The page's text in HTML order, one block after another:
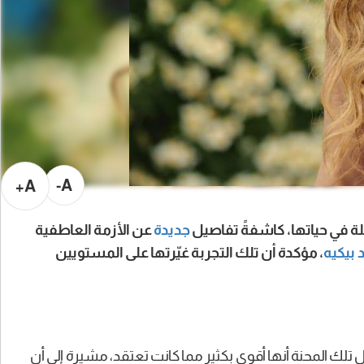
A-
A+
في حياتها، كاشفةً تفاصيلجديدةعن الأزمة العاطفية
بيكيه، مؤكدة أن تلك التجربة غيّرتها على المستويين